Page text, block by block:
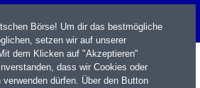
Börse! Um dir das bestmögliche
setzen wir auf unserer
dem Klicken auf "Akzeptieren"
dass wir Cookies oder
dürfen. Über den Button